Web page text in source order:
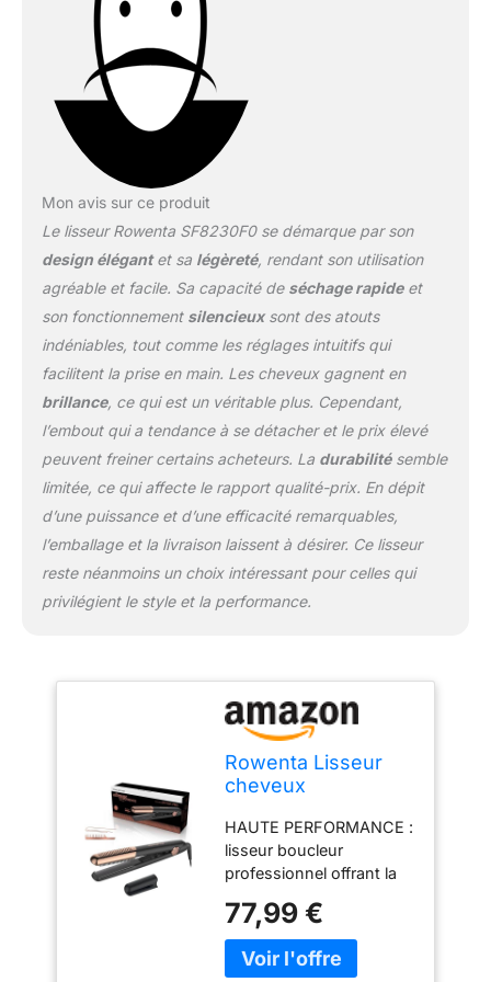
Thermocontrol pour un
contrôle avancé de la
chaleur de la racine aux
pointes Réparabilité 10
ans, Garantie 2 ans
TESTE CLINIQUEMENT :
kératine 100%
préservée* et des
cheveux plus brillants
sans risque de
surchauffe 2 EN 1 :
polyvalent, il permet de
lisser, boucler ou onduler
vos cheveux au gré de
vos envies LIBERTE DE
MOUVEMENT : cordon
d'alimentation extra long
(2,7 m) et rotatif à 360°
TEMPS DE CHAUFFE
minute LIVRE AVEC :
Embout thermo-
protecteur, peigne
amovible
Mon avis sur ce produit
Le lisseur Rowenta SF8230F0 se démarque par son
design élégantet sa légèreté, rendant son utilisation
agréable et facile. Sa capacité de séchage rapideet
son fonctionnement silencieuxsont des atouts
indéniables, tout comme les réglages intuitifs qui
facilitent la prise en main. Les cheveux gagnent en
brillance, ce qui est un véritable plus. Cependant,
l’embout qui a tendance à se détacher et le prix élevé
peuvent freiner certains acheteurs. La durabilitésemble
limitée, ce qui affecte le rapport qualité-prix. En dépit
d’une puissance et d’une efficacité remarquables,
l’emballage et la livraison laissent à désirer. Ce lisseur
reste néanmoins un choix intéressant pour celles qui
privilégient le style et la performance.
Rowenta Lisseur
cheveux
Revêtement
céramique, Lisse et
boucle, Glisse
exceptionnelle,
Embout thermo-
protecteur, Arrêt
automatique,
HAUTE PERFORMANCE :
lisseur boucleur
professionnel offrant la
d'une glisse parfaite et
d'une pression optimale
sur les cheveux LISSAGE
77,99 €